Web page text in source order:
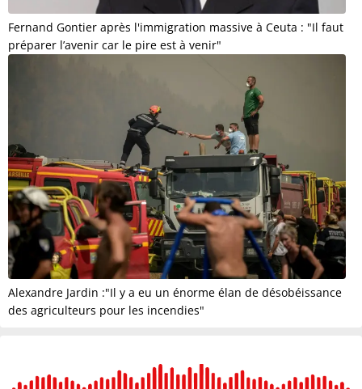
Fernand Gontier après l'immigration massive à Ceuta : "Il faut
préparer l’avenir car le pire est à venir"
Alexandre Jardin :"Il y a eu un énorme élan de désobéissance
des agriculteurs pour les incendies"